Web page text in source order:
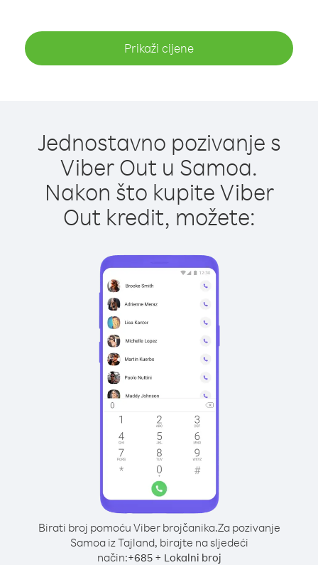
Prikaži cijene
Jednostavno pozivanje s
Viber Out u Samoa.
Nakon što kupite Viber
Out kredit, možete:
Birati broj pomoću Viber brojčanika.Za pozivanje
Samoa iz Tajland, birajte na sljedeći
način:+685+ Lokalni broj